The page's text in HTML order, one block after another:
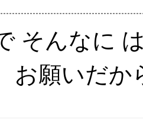
そんなに
お願いだか